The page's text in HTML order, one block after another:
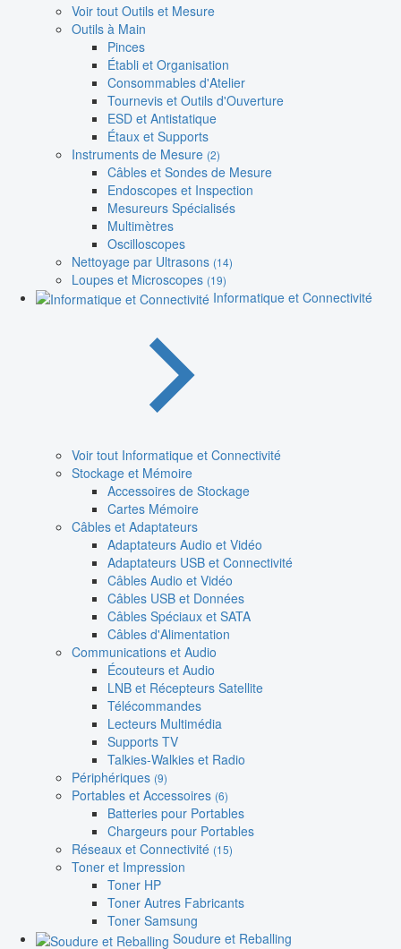
Voir tout Outils et Mesure
Outils à Main
Pinces
Établi et Organisation
Consommables d'Atelier
Tournevis et Outils d'Ouverture
ESD et Antistatique
Étaux et Supports
Instruments de Mesure (2)
Câbles et Sondes de Mesure
Endoscopes et Inspection
Mesureurs Spécialisés
Multimètres
Oscilloscopes
Nettoyage par Ultrasons (14)
Loupes et Microscopes (19)
Informatique et Connectivité
Voir tout Informatique et Connectivité
Stockage et Mémoire
Accessoires de Stockage
Cartes Mémoire
Câbles et Adaptateurs
Adaptateurs Audio et Vidéo
Adaptateurs USB et Connectivité
Câbles Audio et Vidéo
Câbles USB et Données
Câbles Spéciaux et SATA
Câbles d'Alimentation
Communications et Audio
Écouteurs et Audio
LNB et Récepteurs Satellite
Télécommandes
Lecteurs Multimédia
Supports TV
Talkies-Walkies et Radio
Périphériques (9)
Portables et Accessoires (6)
Batteries pour Portables
Chargeurs pour Portables
Réseaux et Connectivité (15)
Toner et Impression
Toner HP
Toner Autres Fabricants
Toner Samsung
Soudure et Reballing